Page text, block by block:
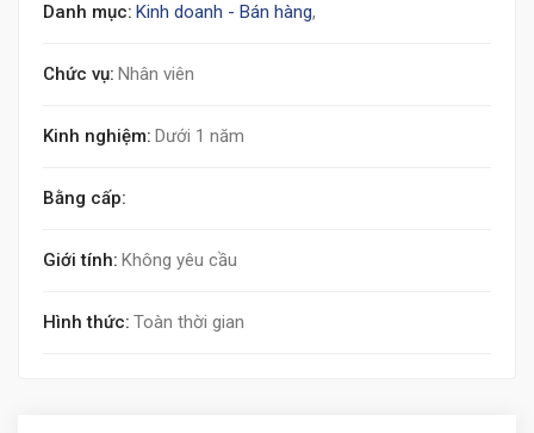
Danh mục: Kinh doanh - Bán hàng,
Chức vụ: Nhân viên
Kinh nghiệm: Dưới 1 năm
Bằng cấp:
Giới tính: Không yêu cầu
Hình thức: Toàn thời gian